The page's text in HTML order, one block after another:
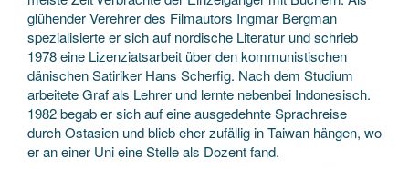
glühender Verehrer des Filmautors Ingmar Bergman
spezialisierte er sich auf nordische Literatur und schrieb
1978 eine Lizenziatsarbeit über den kommunistischen
dänischen Satiriker Hans Scherfig. Nach dem Studium
arbeitete Graf als Lehrer und lernte nebenbei Indonesisch.
1982 begab er sich auf eine ausgedehnte Sprachreise
durch Ostasien und blieb eher zufällig in Taiwan hängen, wo
er an einer Uni eine Stelle als Dozent fand.